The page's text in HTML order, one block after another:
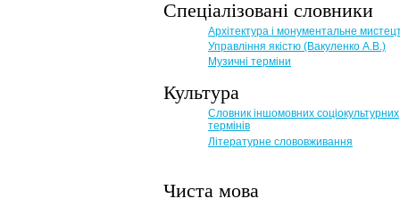
Спеціалізовані словники
Архітектура і монументальне
Управління якістю (Вакуленко А.В.)
Музичні терміни
Культура
Словник іншомовних соціокультурних
термінів
Літературне слововживання
Чиста мова